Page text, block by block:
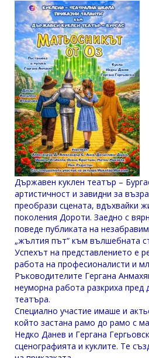
Държавен куклен театър –
артистичност и завидни за
преобрази сцената, вдъхвайки
поколения Дороти. Заедно с
поведе публиката на
„жълтия път“ към вълшебната
Успехът на представлението е
работа на професионалисти и
Ръководителите Гергана
неуморна работа разкриха пред
театъра.
Специално участие имаше и
който застана рамо до рамо с
Недко Данев и Гергана
сценографията и куклите. Те